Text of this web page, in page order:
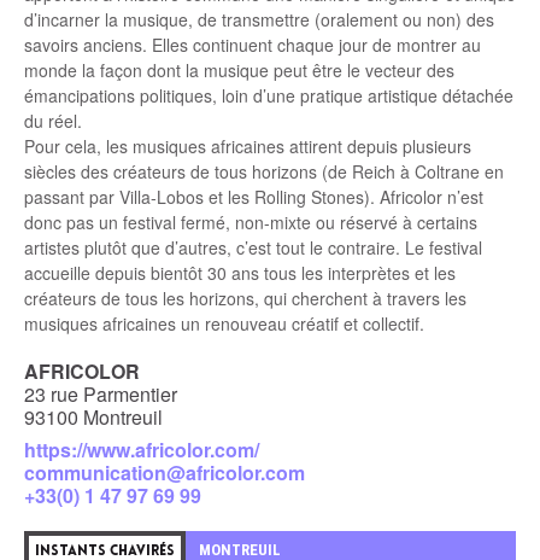
d’incarner la musique, de transmettre (oralement ou non) des
savoirs anciens. Elles continuent chaque jour de montrer au
monde la façon dont la musique peut être le vecteur des
émancipations politiques, loin d’une pratique artistique détachée
du réel.
Pour cela, les musiques africaines attirent depuis plusieurs
siècles des créateurs de tous horizons (de Reich à Coltrane en
passant par Villa-Lobos et les Rolling Stones). Africolor n’est
donc pas un festival fermé, non-mixte ou réservé à certains
artistes plutôt que d’autres, c’est tout le contraire. Le festival
accueille depuis bientôt 30 ans tous les interprètes et les
créateurs de tous les horizons, qui cherchent à travers les
musiques africaines un renouveau créatif et collectif.
AFRICOLOR
23 rue Parmentier
93100 Montreuil
https://www.africolor.com/
communication@africolor.com
+33(0) 1 47 97 69 99
INSTANTS CHAVIRÉS MONTREUIL